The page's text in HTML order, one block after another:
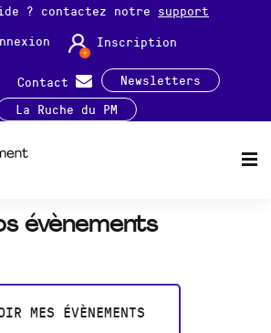
? contactez notre support
Inscription
Contact
Newsletters
La Ruche du PM
évènements
MES ÉVÈNEMENTS